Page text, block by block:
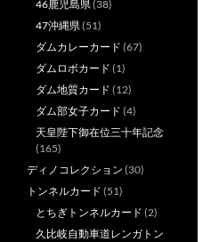
46鹿児島県(38)
47沖縄県(51)
ダムカレーカード (67)
ダムロボカード (1)
ダム地質カード (12)
ダム部女子カード (4)
天皇陛下御在位三十年記念
(165)
ディノコレクション (30)
トンネルカード (51)
とちぎトンネルカード (2)
久比岐自動車道レンガトン